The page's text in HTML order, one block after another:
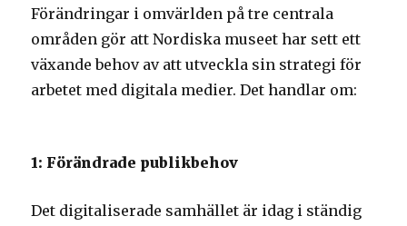
Förändringar i omvärlden på tre centrala
områden gör att Nordiska museet har sett ett
växande behov av att utveckla sin strategi för
arbetet med digitala medier. Det handlar om:
1: Förändrade publikbehov
Det digitaliserade samhället är idag i ständig